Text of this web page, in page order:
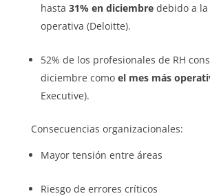
hasta 31% en diciembredebido a la
operativa (Deloitte).
52% de los profesionales de RH
diciembre como el mes más
Executive).
Consecuencias organizacionales:
Mayor tensión entre áreas
Riesgo de errores críticos